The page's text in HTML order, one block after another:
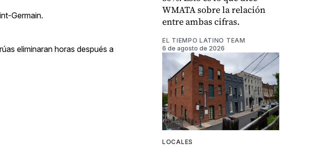
Germain.
eliminaran horas después a
WMATA sobre la relación
entre ambas cifras.
EL TIEMPO LATINO TEAM
6 de agosto de 2026
LOCALES